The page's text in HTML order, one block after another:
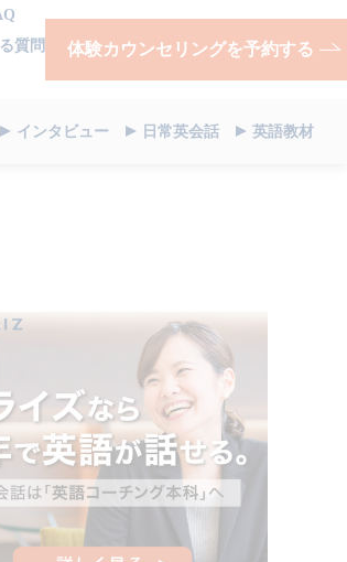
質問
体験カウンセリングを予約する
インタビュー 日常英会話 英語教材